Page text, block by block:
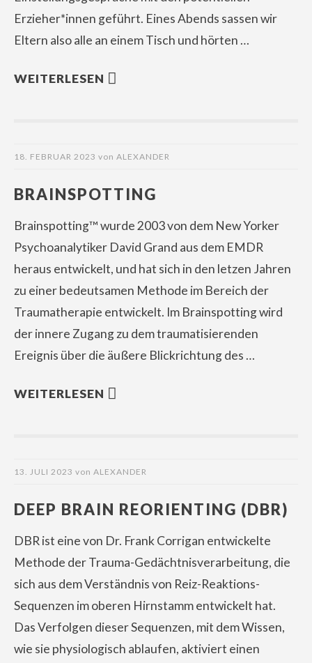
Erzieher*innen geführt. Eines Abends sassen wir
Eltern also alle an einem Tisch und hörten …
WEITERLESEN
18. FEBRUAR 2023 von ALEXANDER
BRAINSPOTTING
Brainspotting™ wurde 2003 von dem New Yorker
Psychoanalytiker David Grand aus dem EMDR
heraus entwickelt, und hat sich in den letzen Jahren
zu einer bedeutsamen Methode im Bereich der
Traumatherapie entwickelt. Im Brainspotting wird
der innere Zugang zu dem traumatisierenden
Ereignis über die äußere Blickrichtung des …
WEITERLESEN
13. JULI 2023 von ALEXANDER
DEEP BRAIN REORIENTING (DBR)
DBR ist eine von Dr. Frank Corrigan entwickelte
Methode der Trauma-Gedächtnisverarbeitung, die
sich aus dem Verständnis von Reiz-Reaktions-
Sequenzen im oberen Hirnstamm entwickelt hat.
Das Verfolgen dieser Sequenzen, mit dem Wissen,
wie sie physiologisch ablaufen, aktiviert einen